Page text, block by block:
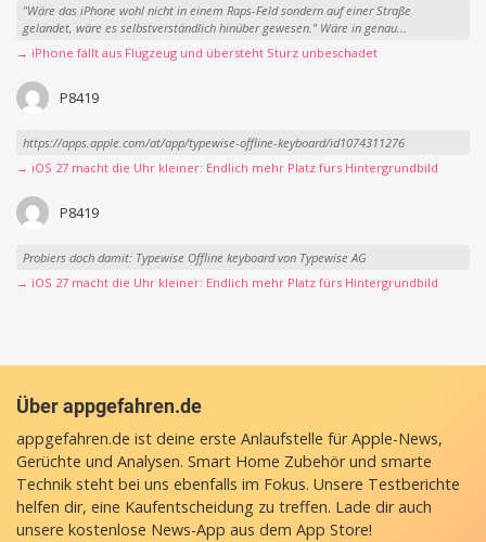
"Wäre das iPhone wohl nicht in einem Raps-Feld sondern auf einer Straße
gelandet, wäre es selbstverständlich hinüber gewesen." Wäre in genau...
→ iPhone fällt aus Flugzeug und übersteht Sturz unbeschadet
P8419
https://apps.apple.com/at/app/typewise-offline-keyboard/id1074311276
→ iOS 27 macht die Uhr kleiner: Endlich mehr Platz fürs Hintergrundbild
P8419
Probiers doch damit: Typewise Offline keyboard von Typewise AG
→ iOS 27 macht die Uhr kleiner: Endlich mehr Platz fürs Hintergrundbild
Über appgefahren.de
appgefahren.de ist deine erste Anlaufstelle für Apple-News,
Gerüchte und Analysen. Smart Home Zubehör und smarte
Technik steht bei uns ebenfalls im Fokus. Unsere Testberichte
helfen dir, eine Kaufentscheidung zu treffen. Lade dir auch
unsere kostenlose News-App aus dem App Store!